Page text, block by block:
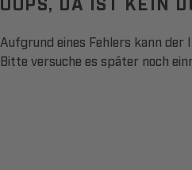
Aufgrund eines Fehlers kann der
Bitte versuche es später noch